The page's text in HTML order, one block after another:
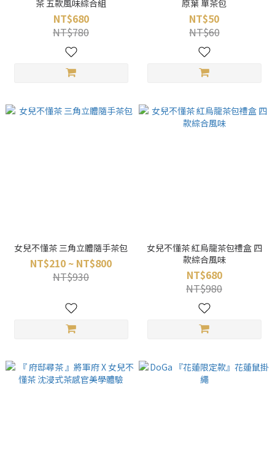
茶 五款風味綜合組
NT$680
NT$780
原葉 單茶包
NT$50
NT$60
女兒不懂茶 三角立體隨手茶包
NT$210 ~ NT$800
NT$930
女兒不懂茶 紅烏龍茶包禮盒 四
款綜合風味
NT$680
NT$980